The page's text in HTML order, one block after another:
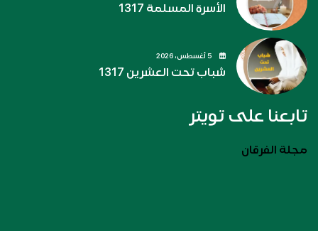
الأسرة المسلمة 1317
شباب تحت العشرين 1317
تابعنا على تويتر
مجلة الفرقان